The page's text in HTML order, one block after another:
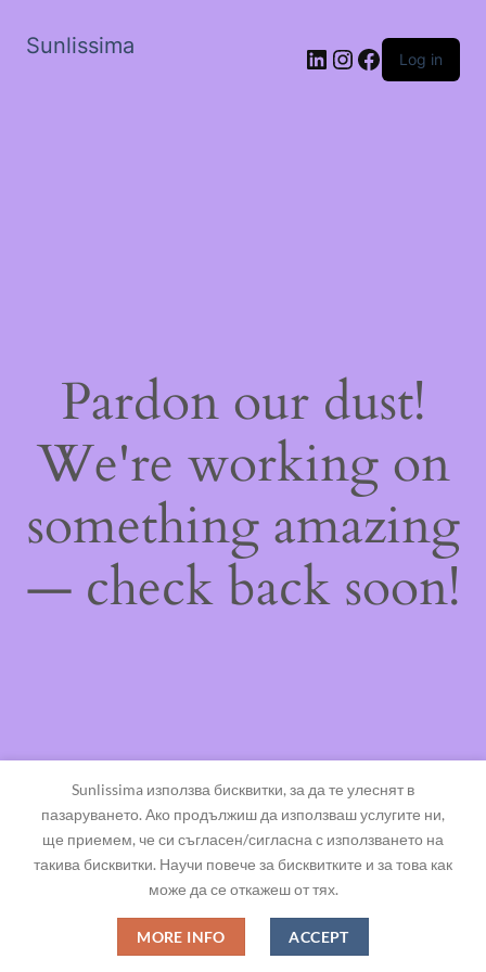
Sunlissima LinkedIn
Instagram
Facebook
Log in
Pardon our dust!
We're working on
something amazing
— check back soon!
Sunlissima използва бисквитки, за да те улеснят в
пазаруването. Ако продължиш да използваш услугите ни,
ще приемем, че си съгласен/сигласна с използването на
такива бисквитки. Научи повече за бисквитките и за това как
може да се откажеш от тях.
MORE INFO ACCEPT